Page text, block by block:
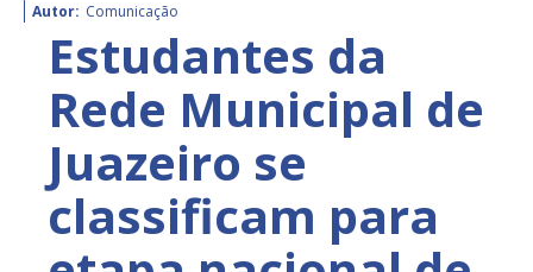
Autor: Comunicação
Estudantes da
Rede Municipal de
Juazeiro se
classificam para